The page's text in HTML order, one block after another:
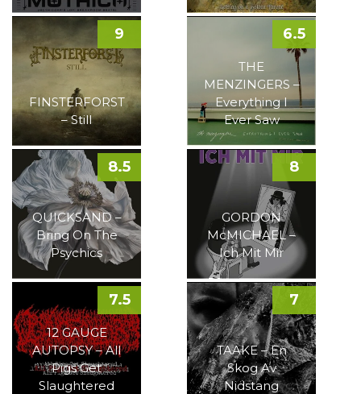
FINSTERFORST
– Still
9
THE
MENZINGERS –
Everything I
Ever Saw
6.5
QUICKSAND –
Bring On The
Psychics
8.5
GORDON
McMICHAEL –
Ich Mit Mir
8
12 GAUGE
AUTOPSY – All
Pigs Get
Slaughtered
7.5
TAAKE – En
Skog Av
Nidstang
7